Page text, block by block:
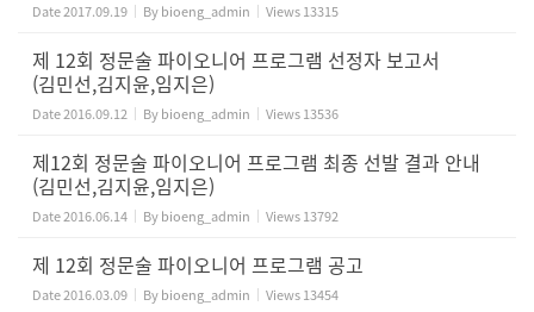
Date2017.09.19 Bybioeng_admin Views13315
제 12회 정문술 파이오니어 프로그램 선정자 보고서
(김민선,김지윤,임지은)
Date2016.09.12 Bybioeng_admin Views13536
제12회 정문술 파이오니어 프로그램 최종 선발 결과 안내
(김민선,김지윤,임지은)
Date2016.06.14 Bybioeng_admin Views13792
제 12회 정문술 파이오니어 프로그램 공고
Date2016.03.09 Bybioeng_admin Views13454